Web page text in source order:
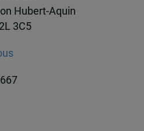
Hubert-Aquin
3C5